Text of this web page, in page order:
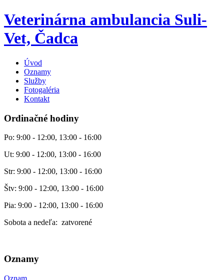
Veterinárna ambulancia Suli-
Vet, Čadca
Úvod
Oznamy
Služby
Fotogaléria
Kontakt
Ordinačné hodiny
Po: 9:00 - 12:00, 13:00 - 16:00
Ut: 9:00 - 12:00, 13:00 - 16:00
Str: 9:00 - 12:00, 13:00 - 16:00
Štv: 9:00 - 12:00, 13:00 - 16:00
Pia: 9:00 - 12:00, 13:00 - 16:00
Sobota a nedeľa: zatvorené
Oznamy
Oznam